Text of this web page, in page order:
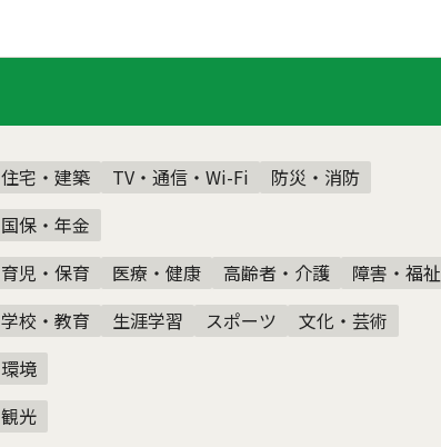
住宅・建築 TV・通信・Wi-Fi 防災・消防
国保・年金
育児・保育 医療・健康 高齢者・介護 障害・福祉
学校・教育 生涯学習 スポーツ 文化・芸術
環境
観光